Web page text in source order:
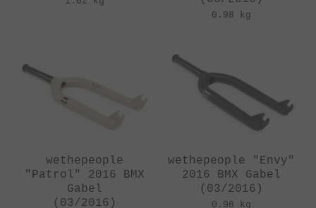
0.98 kg
wethepeople
"Patrol" 2016 BMX
Gabel
(03/2016)
wethepeople "Envy"
2016 BMX Gabel
(03/2016)
0.98 kg